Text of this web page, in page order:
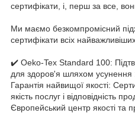
сертифікати, і, перш за все,
Ми маємо безкомпромісний
сертифікати всіх найважливіших
✔️ Oeko-Tex Standard 100:
для здоров'я шляхом
Гарантія найвищої якості:
якість послуг і відповідність
Європейський центр якості та